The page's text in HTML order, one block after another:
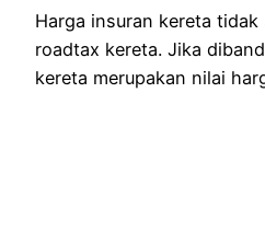
Harga insuran kereta
roadtax kereta. Jika
kereta merupakan nilai